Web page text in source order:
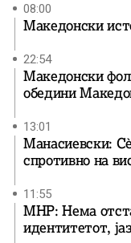
08:00
Македонски
22:54
Македонски
обедини
13:01
Манасиевски:
спротивно на
11:55
МНР: Нема
идентитетот,